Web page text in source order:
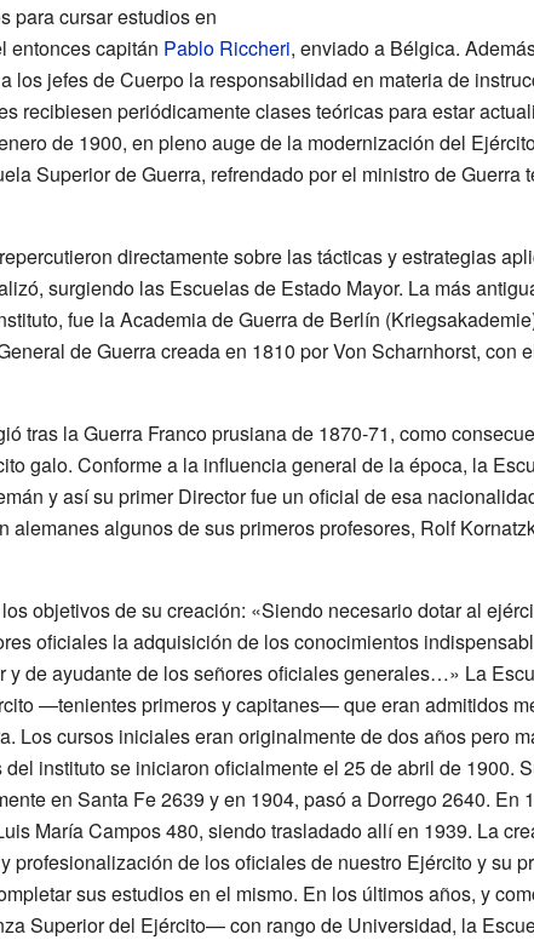
para cursar estudios en
entonces capitán Pablo Riccheri, enviado a Bélgica.
los jefes de Cuerpo la responsabilidad en materia de
recibiesen periódicamente clases teóricas para estar
de 1900, en pleno auge de la modernización del
Superior de Guerra, refrendado por el ministro de Guerra
directamente sobre las tácticas y estrategias
surgiendo las Escuelas de Estado Mayor. La más
fue la Academia de Guerra de Berlín
de Guerra creada en 1810 por Von Scharnhorst, con
tras la Guerra Franco prusiana de 1870-71, como
galo. Conforme a la influencia general de la época, la
y así su primer Director fue un oficial de esa
alemanes algunos de sus primeros profesores, Rolf
objetivos de su creación: «Siendo necesario dotar al
oficiales la adquisición de los conocimientos
y de ayudante de los señores oficiales generales…» La
—tenientes primeros y capitanes— que eran admitidos
Los cursos iniciales eran originalmente de dos años pero
instituto se iniciaron oficialmente el 25 de abril de 1900.
en Santa Fe 2639 y en 1904, pasó a Dorrego 2640. En
María Campos 480, siendo trasladado allí en 1939. La
profesionalización de los oficiales de nuestro Ejército y su
sus estudios en el mismo. En los últimos años, y
Superior del Ejército— con rango de Universidad, la